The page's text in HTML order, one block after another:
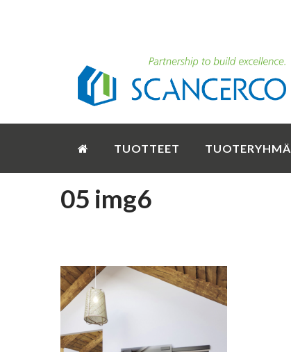
TUOTTEET TUOTERYHMÄ
05 img6